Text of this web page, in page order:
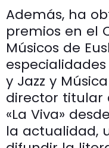
Además, ha
premios en el
Músicos de
y Jazz y
director titular
«La Viva»
la actualidad,